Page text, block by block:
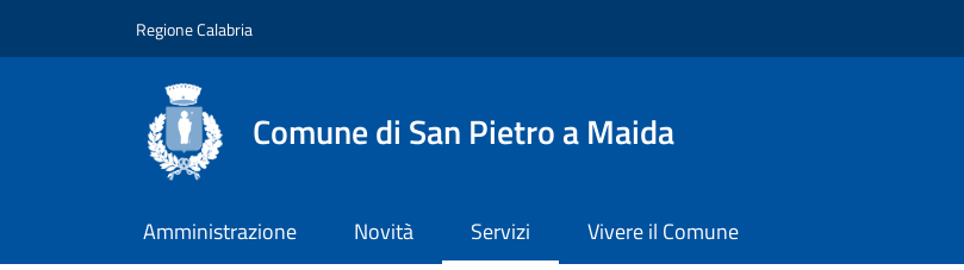
Regione Calabria
Comune di San Pietro a Maida
Amministrazione Novità Servizi Vivere il Comune